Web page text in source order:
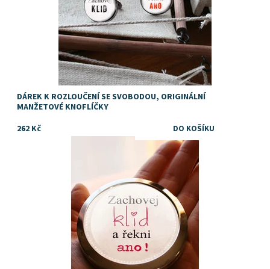
DÁREK K ROZLOUČENÍ SE SVOBODOU, ORIGINÁLNÍ
MANŽETOVÉ KNOFLÍČKY
262 Kč
Skladem